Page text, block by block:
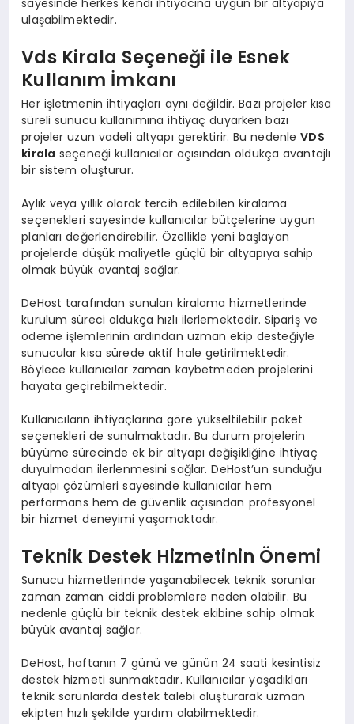
ulaşabilmektedir.
Vds Kirala Seçeneği ile Esnek
Kullanım İmkanı
Her işletmenin ihtiyaçları aynı değildir. Bazı projeler kısa
süreli sunucu kullanımına ihtiyaç duyarken bazı
projeler uzun vadeli altyapı gerektirir. Bu nedenleVDS
kirala seçeneği kullanıcılar açısından oldukça avantajlı
bir sistem oluşturur.
Aylık veya yıllık olarak tercih edilebilen kiralama
seçenekleri sayesinde kullanıcılar bütçelerine uygun
planları değerlendirebilir. Özellikle yeni başlayan
projelerde düşük maliyetle güçlü bir altyapıya sahip
olmak büyük avantaj sağlar.
DeHost tarafından sunulan kiralama hizmetlerinde
kurulum süreci oldukça hızlı ilerlemektedir. Sipariş ve
ödeme işlemlerinin ardından uzman ekip desteğiyle
sunucular kısa sürede aktif hale getirilmektedir.
Böylece kullanıcılar zaman kaybetmeden projelerini
hayata geçirebilmektedir.
Kullanıcıların ihtiyaçlarına göre yükseltilebilir paket
seçenekleri de sunulmaktadır. Bu durum projelerin
büyüme sürecinde ek bir altyapı değişikliğine ihtiyaç
duyulmadan ilerlenmesini sağlar. DeHost’un sunduğu
altyapı çözümleri sayesinde kullanıcılar hem
performans hem de güvenlik açısından profesyonel
bir hizmet deneyimi yaşamaktadır.
Teknik Destek Hizmetinin Önemi
Sunucu hizmetlerinde yaşanabilecek teknik sorunlar
zaman zaman ciddi problemlere neden olabilir. Bu
nedenle güçlü bir teknik destek ekibine sahip olmak
büyük avantaj sağlar.
DeHost, haftanın 7 günü ve günün 24 saati kesintisiz
destek hizmeti sunmaktadır. Kullanıcılar yaşadıkları
teknik sorunlarda destek talebi oluşturarak uzman
ekipten hızlı şekilde yardım alabilmektedir.